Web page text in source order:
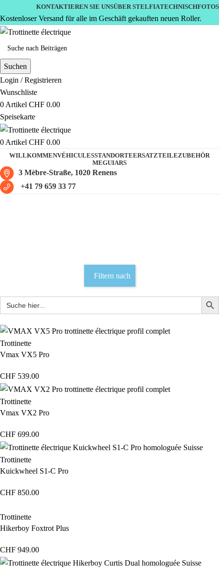
KONTAKTIEREN SIE UNSÜBER STELFIATECHNISCHFOTOS
Kostenloser Versand für alle im Geschäft gekauften neuen Roller.
Suchen
Login / Registrieren
Wunschliste
0 Artikel CHF 0.00
Speisekarte
0 Artikel CHF 0.00
WILLKOMMENVÉHICULESSTANDORTEERSATZTEILEZUBEHÖR
MEGUIARS
3 Mèbre-Straße, 1020 Renens
+41 79 659 33 77
Filtern nach
Trottinette
Vmax VX5 Pro
CHF 539.00
Trottinette
Vmax VX2 Pro
CHF 699.00
Trottinette
Kuickwheel S1-C Pro
CHF 850.00
Trottinette
Hikerboy Foxtrot Plus
CHF 949.00